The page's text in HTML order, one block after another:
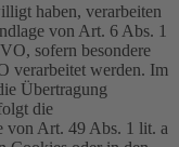
haben, verarbeiten
von Art. 6 Abs. 1
sofern besondere
verarbeitet werden. Im
Übertragung
die
von Art. 49 Abs. 1 lit. a